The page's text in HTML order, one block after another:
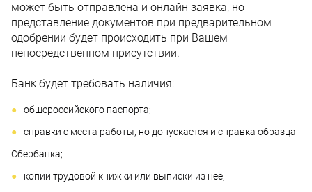
может быть отправлена и онлайн заявка, но
представление документов при предварительном
одобрении будет происходить при Вашем
непосредственном присутствии.
Банк будет требовать наличия:
общероссийского паспорта;
справки с места работы, но допускается и справка образца
Сбербанка;
копии трудовой книжки или выписки из неё;